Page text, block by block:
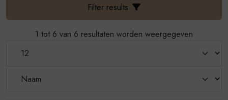
Filter results
1 tot 6 van 6 resultaten worden weergegeven